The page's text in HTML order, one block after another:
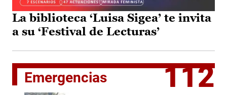
La biblioteca ‘Luisa Sigea’ te invita
a su ‘Festival de Lecturas’
Emergencias 112